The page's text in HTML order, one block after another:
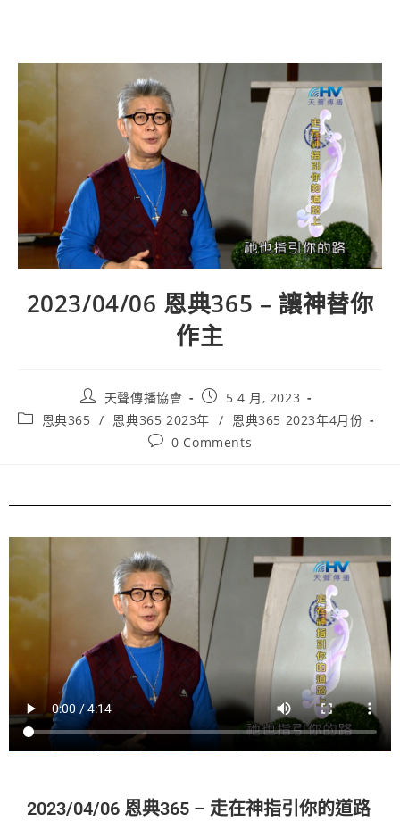
2023/04/06 恩典365 – 讓神替你
作主
天聲傳播協會
5 4 月, 2023
恩典365 / 恩典365 2023年 /
恩典365 2023年4月份
0 Comments
2023/04/06 恩典365 – 走在神指引你的道路